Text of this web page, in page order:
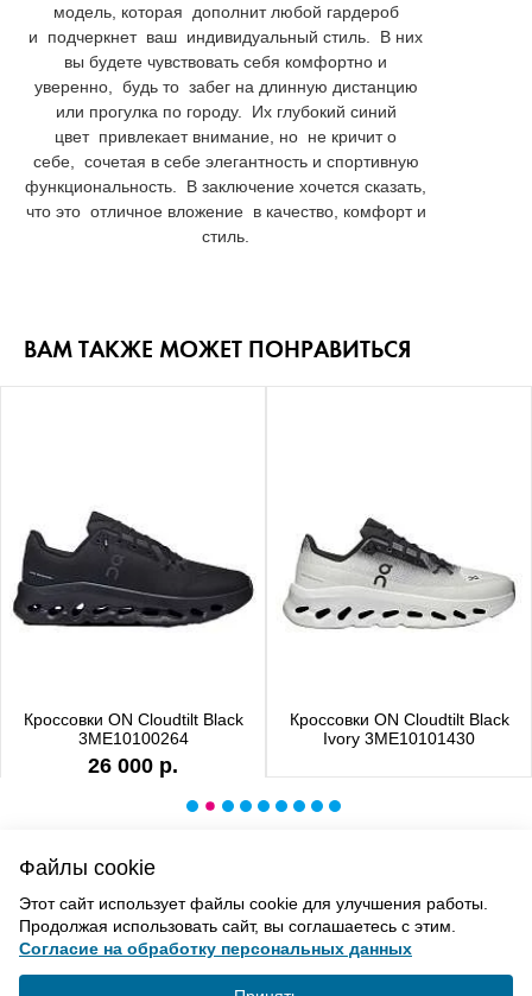
модель, которая дополнит любой гардероб
и подчеркнет ваш индивидуальный стиль. В них
вы будете чувствовать себя комфортно и
уверенно, будь то забег на длинную дистанцию
или прогулка по городу. Их глубокий синий
цвет привлекает внимание, но не кричит о
себе, сочетая в себе элегантность и спортивную
функциональность. В заключение хочется сказать,
что это отличное вложение в качество, комфорт и
стиль.
ВАМ ТАКЖЕ МОЖЕТ ПОНРАВИТЬСЯ
Кроссовки ON Cloudtilt Black
3ME10100264
26 000 р.
Кроссовки ON Cloudtilt Black
Ivory 3ME10101430
ВВЕРХ
Файлы cookie
Этот сайт использует файлы cookie для улучшения работы.
Продолжая использовать сайт, вы соглашаетесь с этим.
Согласие на обработку персональных данных